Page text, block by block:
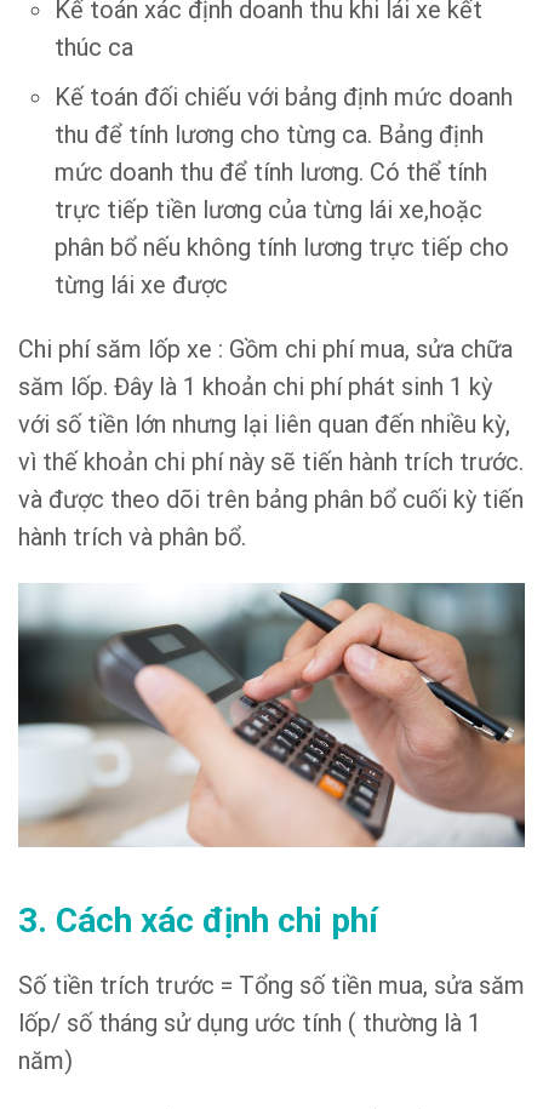
Kế toán xác định doanh thu khi lái xe kết
thúc ca
Kế toán đối chiếu với bảng định mức doanh
thu để tính lương cho từng ca. Bảng định
mức doanh thu để tính lương. Có thể tính
trực tiếp tiền lương của từng lái xe,hoặc
phân bổ nếu không tính lương trực tiếp cho
từng lái xe được
Chi phí săm lốp xe : Gồm chi phí mua, sửa chữa
săm lốp. Đây là 1 khoản chi phí phát sinh 1 kỳ
với số tiền lớn nhưng lại liên quan đến nhiều kỳ,
vì thế khoản chi phí này sẽ tiến hành trích trước.
và được theo dõi trên bảng phân bổ cuối kỳ tiến
hành trích và phân bổ.
3. Cách xác định chi phí
Số tiền trích trước = Tổng số tiền mua, sửa săm
lốp/ số tháng sử dụng ước tính ( thường là 1
năm)